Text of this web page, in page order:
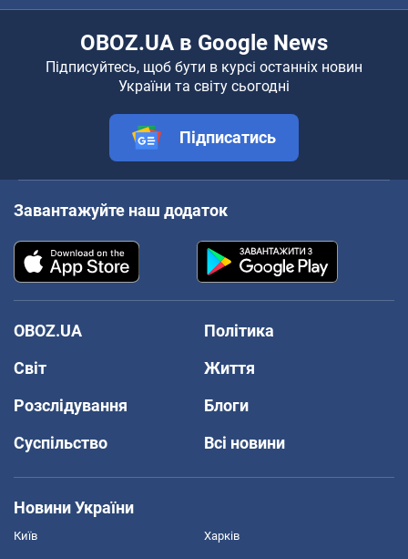
OBOZ.UA в Google News
Підписуйтесь, щоб бути в курсі останніх новин
України та світу сьогодні
Підписатись
Завантажуйте наш додаток
OBOZ.UA
Політика
Світ
Життя
Розслідування
Блоги
Суспільство
Всі новини
Новини України
Київ Харків